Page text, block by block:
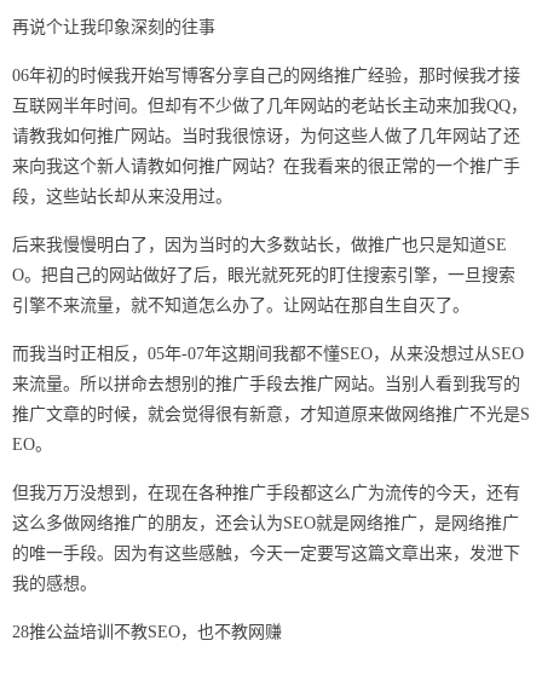
再说个让我印象深刻的往事
06年初的时候我开始写博客分享自己的网络推广经验，那时候我才接
互联网半年时间。但却有不少做了几年网站的老站长主动来加我QQ，
请教我如何推广网站。当时我很惊讶，为何这些人做了几年网站了还
来向我这个新人请教如何推广网站？在我看来的很正常的一个推广手
段，这些站长却从来没用过。
后来我慢慢明白了，因为当时的大多数站长，做推广也只是知道SE
O。把自己的网站做好了后，眼光就死死的盯住搜索引擎，一旦搜索
引擎不来流量，就不知道怎么办了。让网站在那自生自灭了。
而我当时正相反，05年-07年这期间我都不懂SEO，从来没想过从SEO
来流量。所以拼命去想别的推广手段去推广网站。当别人看到我写的
推广文章的时候，就会觉得很有新意，才知道原来做网络推广不光是S
EO。
但我万万没想到，在现在各种推广手段都这么广为流传的今天，还有
这么多做网络推广的朋友，还会认为SEO就是网络推广，是网络推广
的唯一手段。因为有这些感触，今天一定要写这篇文章出来，发泄下
我的感想。
28推公益培训不教SEO，也不教网赚